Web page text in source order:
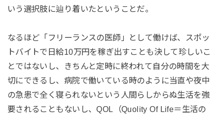
いう選択肢に辿り着いたということだ。
なるほど「フリーランスの医師」として働けば、スポッ
トバイトで日給10万円を稼ぎ出すことも決して珍しいこ
とではないし、きちんと定時に終われて自分の時間を大
切にできるし、病院で働いている時のように当直や夜中
の急患で全く寝られないという人間らしからぬ生活を強
要されることもないし、QOL（Quolity Of Life＝生活の